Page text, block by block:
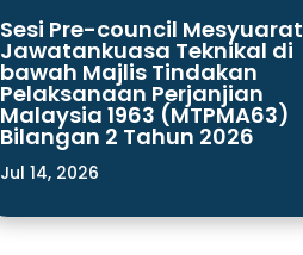
Sesi Pre-council Mesyuarat
Jawatankuasa Teknikal di
bawah Majlis Tindakan
Pelaksanaan Perjanjian
Malaysia 1963 (MTPMA63)
Bilangan 2 Tahun 2026
Jul 14, 2026